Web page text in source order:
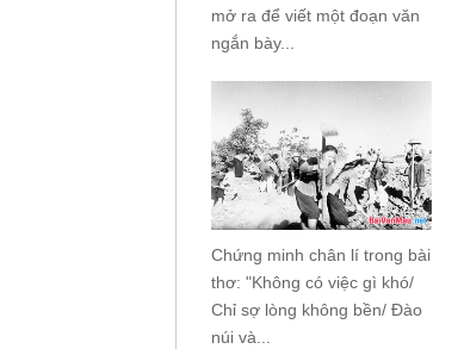
mở ra để viết một đoạn văn
ngắn bày...
Chứng minh chân lí trong bài
thơ: "Không có việc gì khó/
Chỉ sợ lòng không bền/ Đào
núi và...